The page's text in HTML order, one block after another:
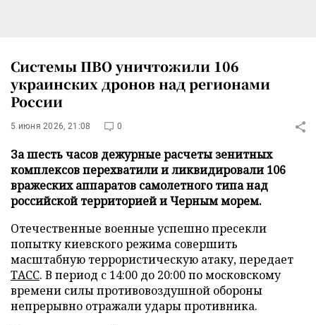
Системы ПВО уничтожили 106
украинских дронов над регионами
России
5 июня 2026, 21:08 0
За шесть часов дежурные расчеты зенитных
комплексов перехватили и ликвидировали 106
вражеских аппаратов самолетного типа над
российской территорией и Черным морем.
Отечественные военные успешно пресекли
попытку киевского режима совершить
масштабную террористическую атаку, передает
ТАСС. В период с 14:00 до 20:00 по московскому
времени силы противовоздушной обороны
непрерывно отражали удары противника.